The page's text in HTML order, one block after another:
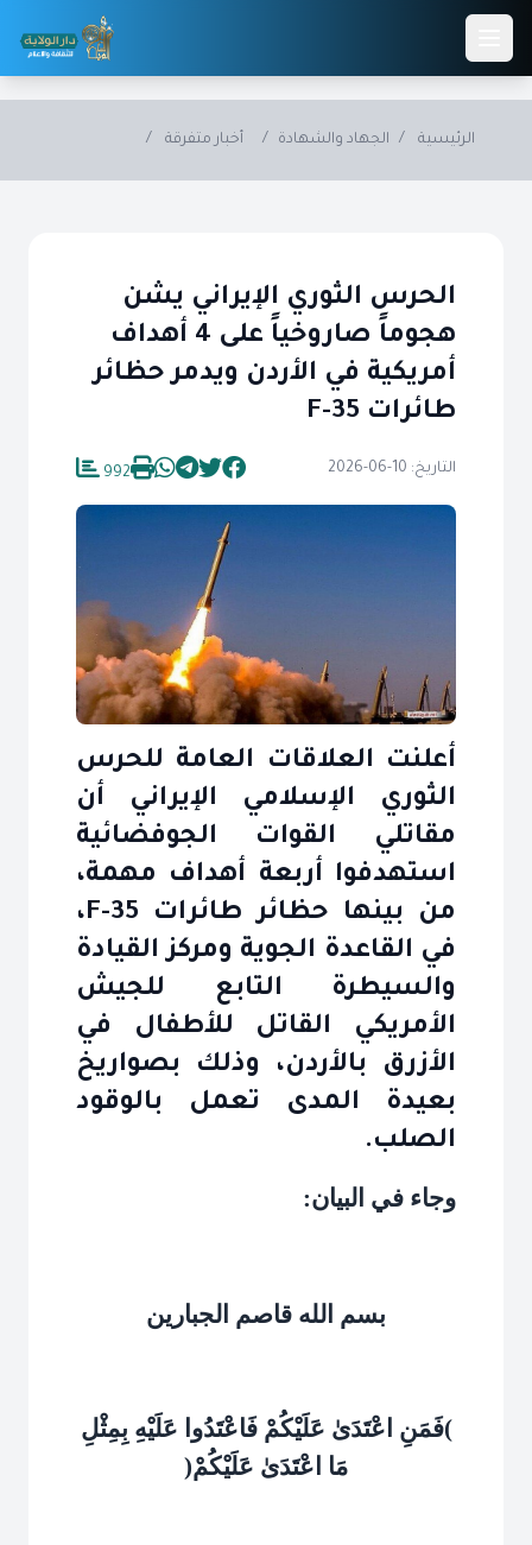
Skip to main content
الرئيسية / الجهاد والشهادة / أخبار متفرقة /
الحرس الثوري الإيراني يشن
هجوماً صاروخياً على 4 أهداف
أمريكية في الأردن ويدمر حظائر
طائرات F-35
التاريخ: 10-06-2026 992
أعلنت العلاقات العامة للحرس
الثوري الإسلامي الإيراني أن
مقاتلي القوات الجوفضائية
استهدفوا أربعة أهداف مهمة،
من بينها حظائر طائرات F-35،
في القاعدة الجوية ومركز القيادة
والسيطرة التابع للجيش
الأمريكي القاتل للأطفال في
الأزرق بالأردن، وذلك بصواريخ
بعيدة المدى تعمل بالوقود
الصلب.
وجاء في البيان:
بسم الله قاصم الجبارين
(فَمَنِ اعْتَدَىٰ عَلَيْكُمْ فَاعْتَدُوا عَلَيْهِ بِمِثْلِ
مَا اعْتَدَىٰ عَلَيْكُمْ)